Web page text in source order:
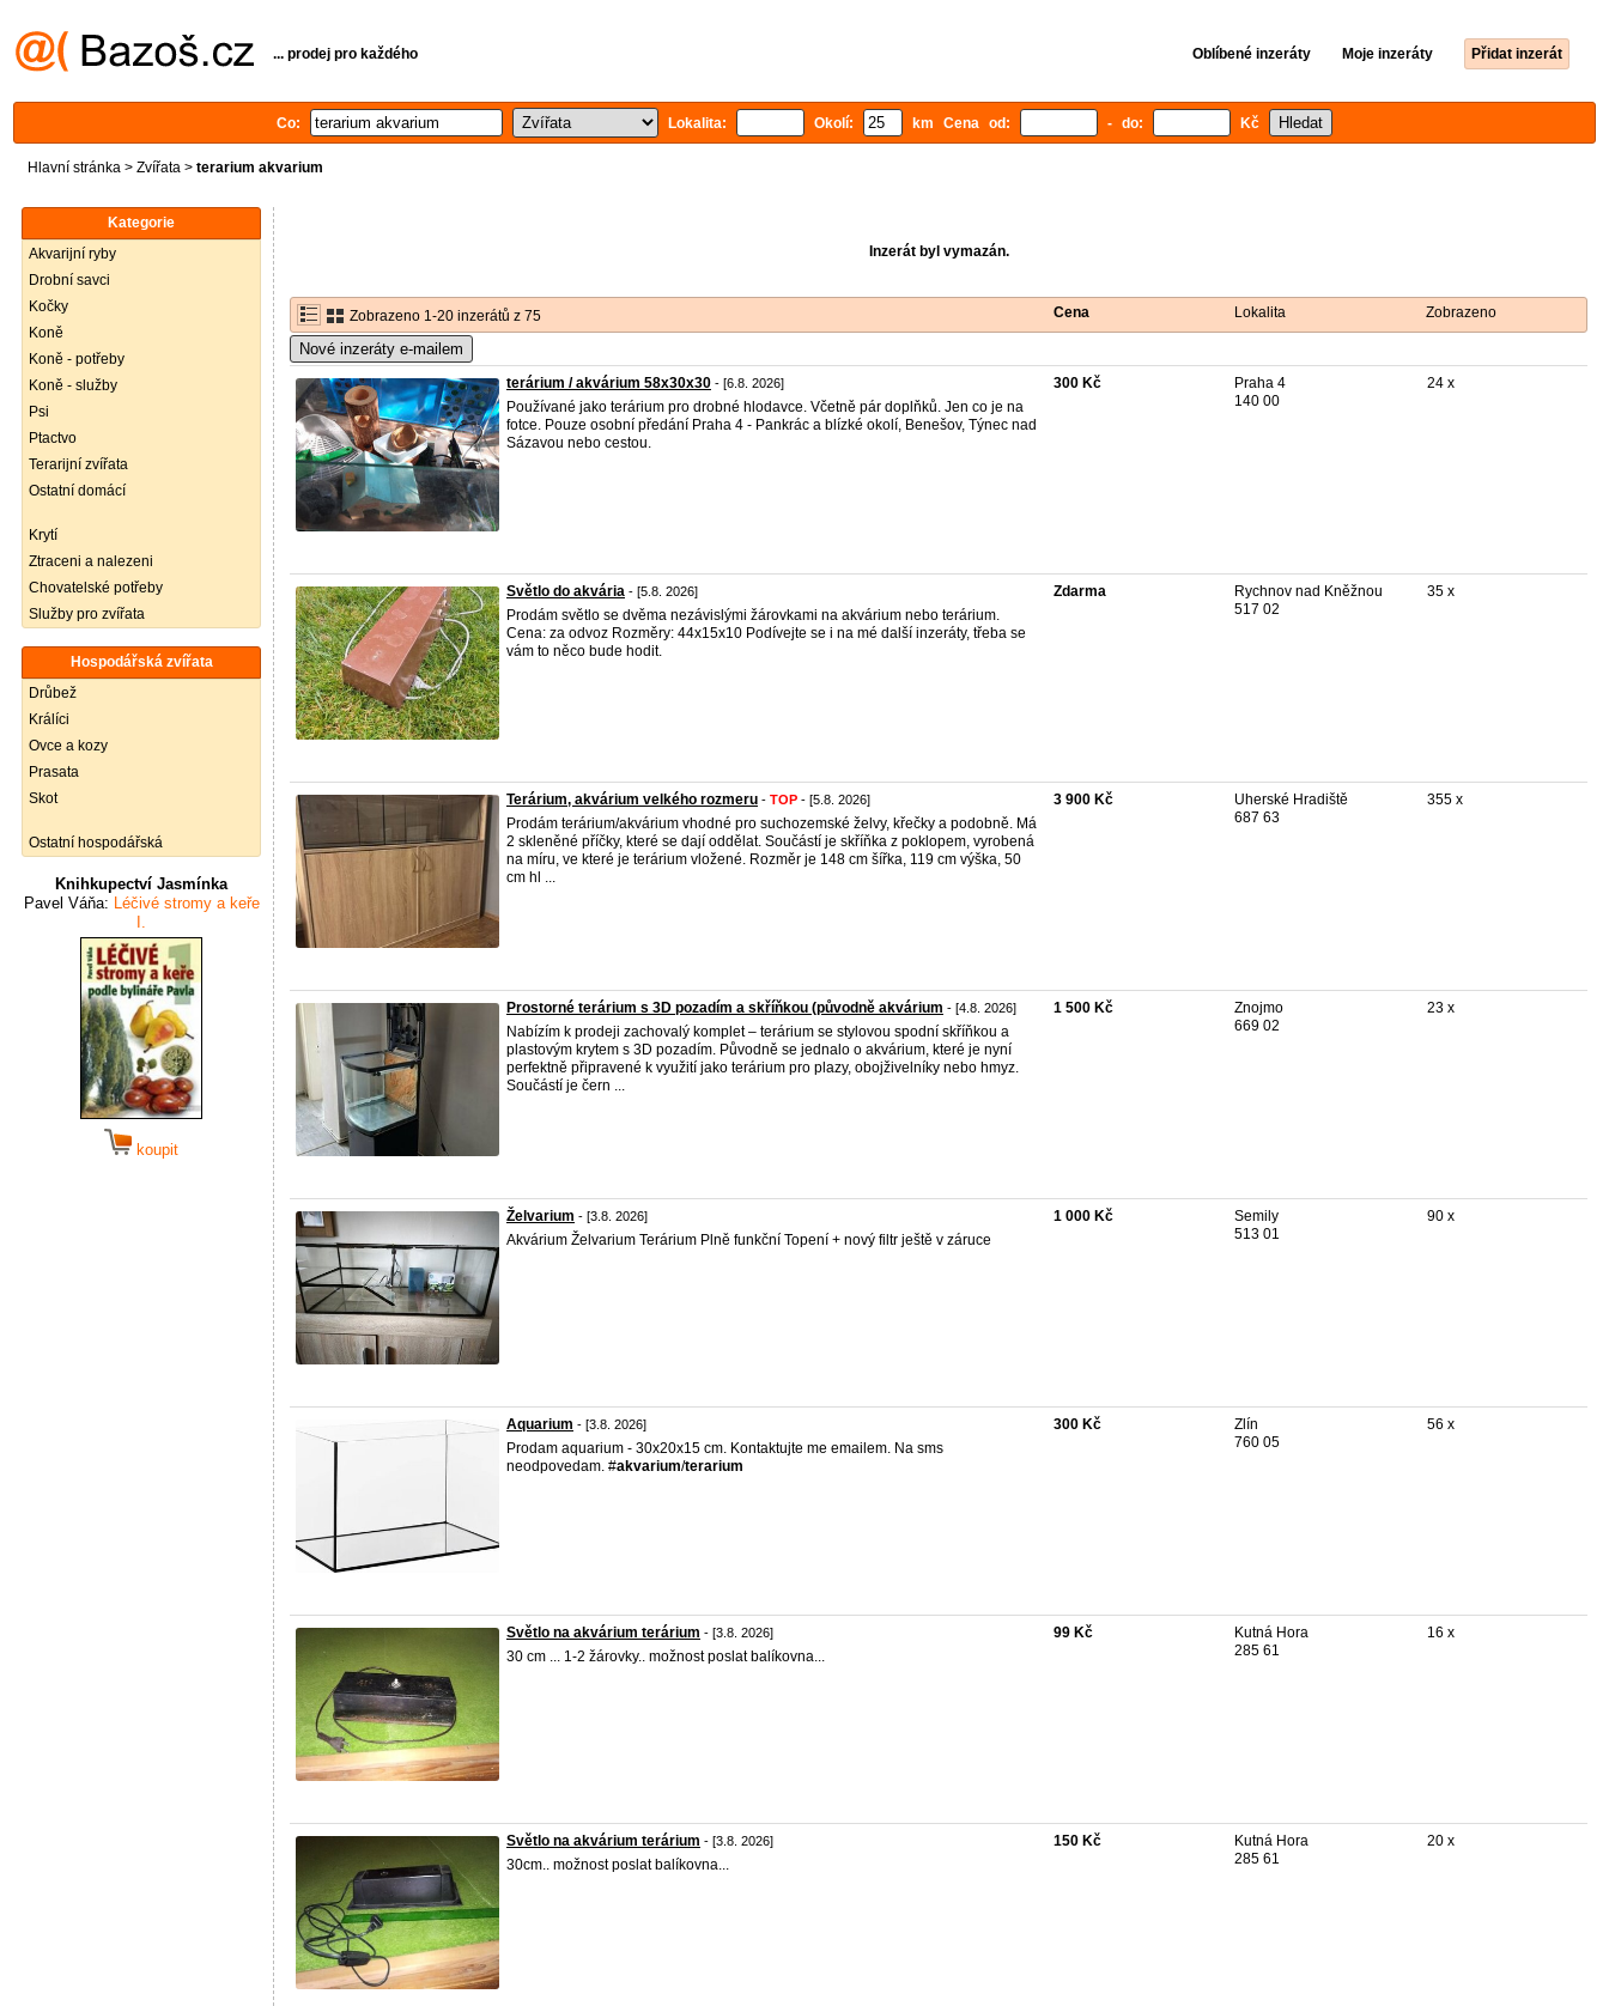
... prodej pro každého Oblíbené inzeráty Moje inzeráty Přidat inzerát
Co: Lokalita: Okolí: km Cena od: - do: Kč
Hlavní stránka > Zvířata > terarium akvarium
Kategorie
Akvarijní ryby
Drobní savci
Kočky
Koně
Koně - potřeby
Koně - služby
Psi
Ptactvo
Terarijní zvířata
Ostatní domácí
Krytí
Ztraceni a nalezeni
Chovatelské potřeby
Služby pro zvířata
Hospodářská zvířata
Drůbež
Králíci
Ovce a kozy
Prasata
Skot
Ostatní hospodářská
Knihkupectví Jasmínka
Pavel Váňa: Léčivé stromy a keře
I.
koupit
Inzerát byl vymazán.
Zobrazeno 1-20 inzerátů z 75 Cena Lokalita Zobrazeno
Nové inzeráty e-mailem
terárium / akvárium 58x30x30 - [6.8. 2026]
Používané jako terárium pro drobné hlodavce. Včetně pár doplňků. Jen co je na
fotce. Pouze osobní předání Praha 4 - Pankrác a blízké okolí, Benešov, Týnec nad
Sázavou nebo cestou.
300 Kč
Praha 4
140 00
24 x
Světlo do akvária - [5.8. 2026]
Prodám světlo se dvěma nezávislými žárovkami na akvárium nebo terárium.
Cena: za odvoz Rozměry: 44x15x10 Podívejte se i na mé další inzeráty, třeba se
vám to něco bude hodit.
Zdarma
Rychnov nad Kněžnou
517 02
35 x
Terárium, akvárium velkého rozmeru - TOP - [5.8. 2026]
Prodám terárium/akvárium vhodné pro suchozemské želvy, křečky a podobně. Má
2 skleněné příčky, které se dají oddělat. Součástí je skříňka z poklopem, vyrobená
na míru, ve které je terárium vložené. Rozměr je 148 cm šířka, 119 cm výška, 50
cm hl ...
3 900 Kč
Uherské Hradiště
687 63
355 x
Prostorné terárium s 3D pozadím a skříňkou (původně akvárium - [4.8. 2026]
Nabízím k prodeji zachovalý komplet – terárium se stylovou spodní skříňkou a
plastovým krytem s 3D pozadím. Původně se jednalo o akvárium, které je nyní
perfektně připravené k využití jako terárium pro plazy, obojživelníky nebo hmyz.
Součástí je čern ...
1 500 Kč
Znojmo
669 02
23 x
Želvarium - [3.8. 2026]
Akvárium Želvarium Terárium Plně funkční Topení + nový filtr ještě v záruce
1 000 Kč
Semily
513 01
90 x
Aquarium - [3.8. 2026]
Prodam aquarium - 30x20x15 cm. Kontaktujte me emailem. Na sms
neodpovedam. #akvarium/terarium
300 Kč
Zlín
760 05
56 x
Světlo na akvárium terárium - [3.8. 2026]
30 cm ... 1-2 žárovky.. možnost poslat balíkovna...
99 Kč
Kutná Hora
285 61
16 x
Světlo na akvárium terárium - [3.8. 2026]
30cm.. možnost poslat balíkovna...
150 Kč
Kutná Hora
285 61
20 x